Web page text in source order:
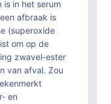
is in het serum
afbraak is
(superoxide
om op de
zwavel-ester
van afval. Zou
en